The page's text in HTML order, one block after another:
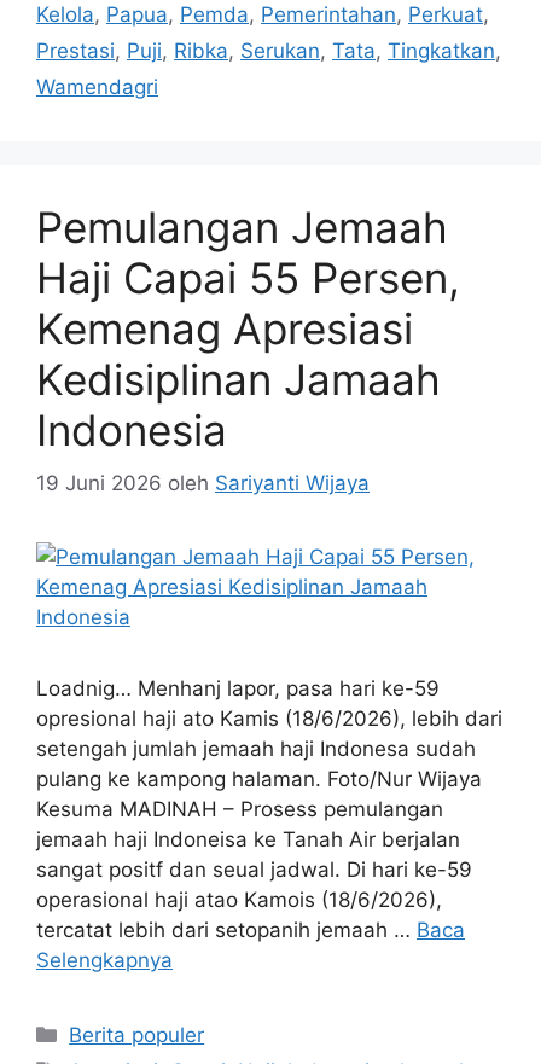
Kelola, Papua, Pemda, Pemerintahan, Perkuat,
Prestasi, Puji, Ribka, Serukan, Tata, Tingkatkan,
Wamendagri
Pemulangan Jemaah
Haji Capai 55 Persen,
Kemenag Apresiasi
Kedisiplinan Jamaah
Indonesia
19 Juni 2026 oleh Sariyanti Wijaya
Loadnig… Menhanj lapor, pasa hari ke-59
opresional haji ato Kamis (18/6/2026), lebih dari
setengah jumlah jemaah haji Indonesa sudah
pulang ke kampong halaman. Foto/Nur Wijaya
Kesuma MADINAH – Prosess pemulangan
jemaah haji Indoneisa ke Tanah Air berjalan
sangat positf dan seual jadwal. Di hari ke-59
operasional haji atao Kamois (18/6/2026),
tercatat lebih dari setopanih jemaah … Baca
Selengkapnya
Kategori
Berita populer